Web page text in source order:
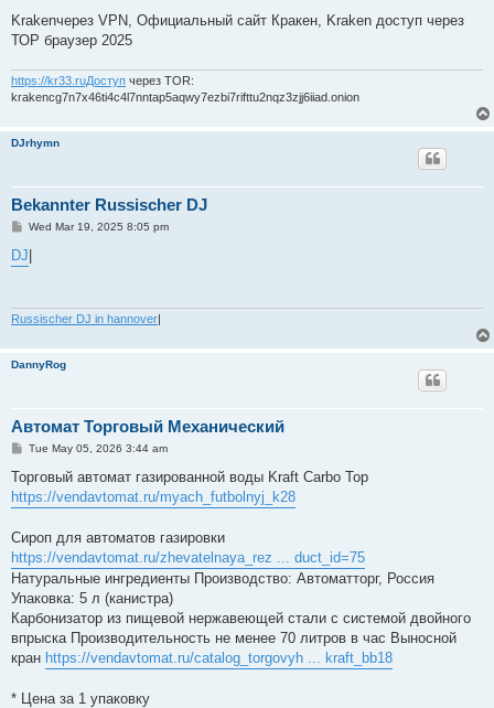
Krakenчерез VPN, Официальный сайт Кракен, Kraken доступ через
ТОР браузер 2025
https://kr33.ruДоступ через TOR:
krakencg7n7x46ti4c4l7nntap5aqwy7ezbi7rifttu2nqz3zjj6iiad.onion
DJrhymn
Bekannter Russischer DJ
P
s
t
Wed Mar 19, 2025 8:05 pm
DJ
Russischer DJ in hannover
DannyRog
Автомат Торговый Механический
P
s
t
Tue May 05, 2026 3:44 am
Торговый автомат газированной воды Kraft Carbo Top
https://vendavtomat.ru/myach_futbolnyj_k28
Сироп для автоматов газировки
https://vendavtomat.ru/zhevatelnaya_rez ... duct_id=75
Натуральные ингредиенты Производство: Автоматторг, Россия
Упаковка: 5 л (канистра)
Карбонизатор из пищевой нержавеющей стали с системой двойного
впрыска Производительность не менее 70 литров в час Выносной
кран https://vendavtomat.ru/catalog_torgovyh ... kraft_bb18
* Цена за 1 упаковку